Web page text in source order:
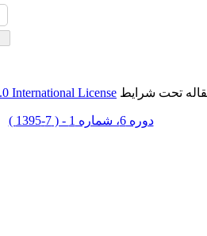
تحت شرایط International License
دوره 6، شماره 1 - ( 7-1395 )